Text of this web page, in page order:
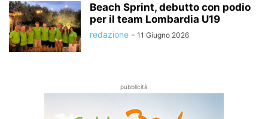
Beach Sprint, debutto con podio
per il team Lombardia U19
redazione - 11 Giugno 2026
pubblicità